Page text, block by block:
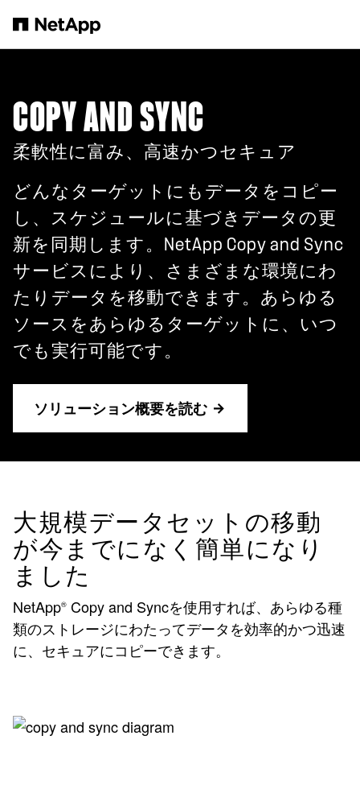
COPY AND SYNC
柔軟性に富み、高速かつセキュア
どんなターゲットにもデータをコピー
し、スケジュールに基づきデータの更
新を同期します。NetApp Copy and Sync
サービスにより、さまざまな環境にわ
たりデータを移動できます。あらゆる
ソースをあらゆるターゲットに、いつ
でも実行可能です。
ソリューション概要を読む
大規模データセットの移動
が今までになく簡単になり
ました
NetApp® Copy and Syncを使用すれば、あらゆる種
類のストレージにわたってデータを効率的かつ迅速
に、セキュアにコピーできます。